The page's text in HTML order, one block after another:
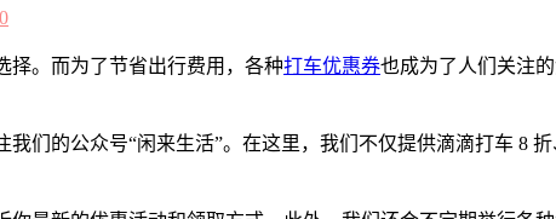
0
择。而为了节省出行费用，各种打车优惠券也成为了人们关注
们的公众号“闲来生活”。在这里，我们不仅提供滴滴打车 8